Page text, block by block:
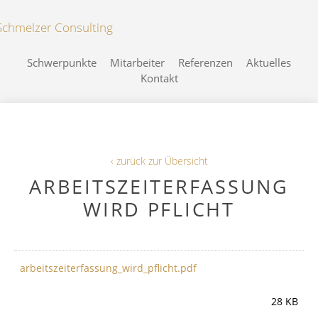
Schwerpunkte Mitarbeiter Referenzen
Aktuelles
Kontakt
‹ zurück zur Übersicht
ARBEITSZEITERFASSUNG
WIRD PFLICHT
arbeitszeiterfassung_wird_pflicht.pdf
28 KB